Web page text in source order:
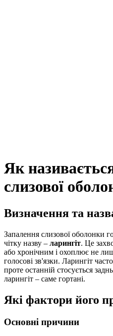
Як
слизової
Визначення та
Запалення слизової оболонки
чітку назву – ларингіт. Це
або хронічним і охоплює не
голосові зв'язки. Ларингіт
проте останній стосується
ларингіт – саме гортані.
Які фактори його
Основні причини